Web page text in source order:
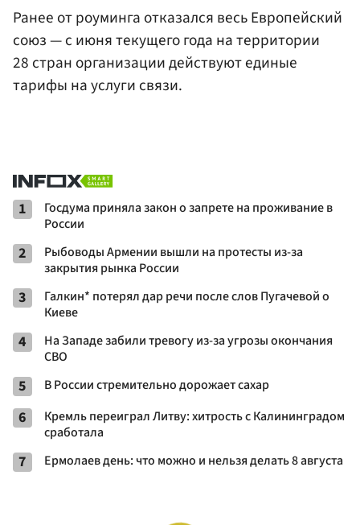
Ранее от роуминга отказался весь Европейский
союз — с июня текущего года на территории
28 стран организации действуют единые
тарифы на услуги связи.
1
Госдума приняла закон о запрете на проживание в
России
2
Рыбоводы Армении вышли на протесты из-за
закрытия рынка России
3
Галкин* потерял дар речи после слов Пугачевой о
Киеве
4
На Западе забили тревогу из-за угрозы окончания
СВО
5 В России стремительно дорожает сахар
6
Кремль переиграл Литву: хитрость с Калининградом
сработала
7 Ермолаев день: что можно и нельзя делать 8 августа